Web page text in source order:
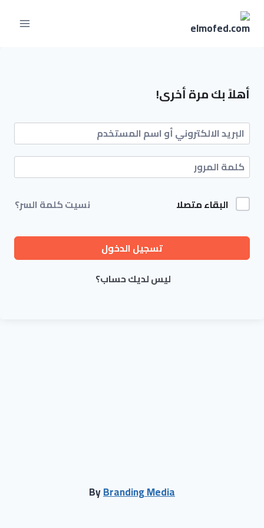
أهلاً بك مرة أخرى!
البقاء متصلا نسيت كلمة السر؟
تسجيل الدخول
ليس لديك حساب؟
ByBranding Media